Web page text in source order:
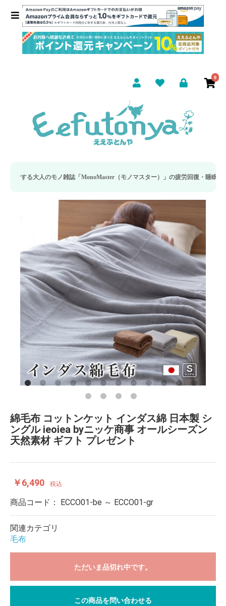
0
「MonoMaster（モノマスター）」の疲労回復・睡眠の向上特集に当社のリカバ
綿毛布 コットンケット インダス綿 日本製 シ
ングル ieoiea byニッケ商事 オールシーズン
天然素材 ギフト プレゼント
￥6,490 税込
商品コード： ECCO01-be ～ ECCO01-gr
関連カテゴリ
毛布
ただいま品切れ中です。
この商品を問い合わせる